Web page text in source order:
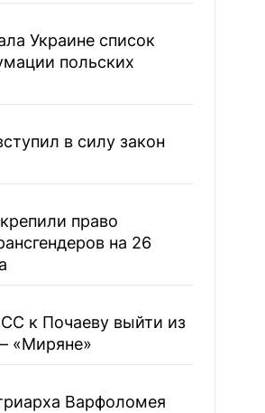
Украине список
польских
в силу закон
право
на 26
к Почаеву выйти из
«Миряне»
Варфоломея